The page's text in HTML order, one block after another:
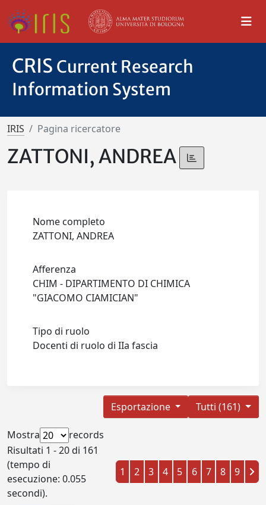
CRIS Current Research
Information System
IRIS Pagina ricercatore
ZATTONI, ANDREA
Nome completo
ZATTONI, ANDREA
Afferenza
CHIM - DIPARTIMENTO DI CHIMICA
"GIACOMO CIAMICIAN"
Tipo di ruolo
Docenti di ruolo di IIa fascia
Tutti (161)
Esportazione
Mostra
records
Risultati 1 - 20 di 161
(tempo di
esecuzione: 0.055
secondi).
1 2 3 4 5 6 7 8 9